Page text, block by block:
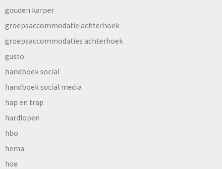
gouden karper
groepsaccommodatie achterhoek
groepsaccommodaties achterhoek
gusto
handboek social
handboek social media
hap en trap
hardlopen
hbo
hema
hoe